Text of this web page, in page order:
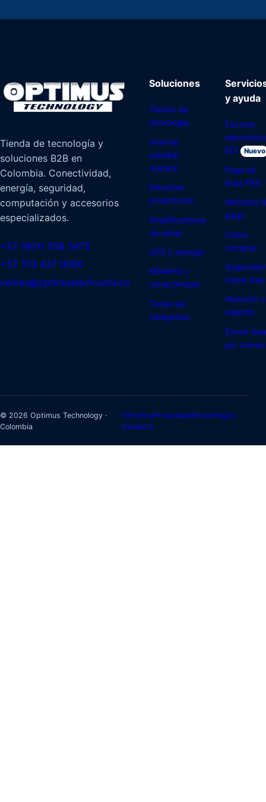
Tienda de tecnología y
soluciones B2B en
Colombia. Conectividad,
energía, seguridad,
computación y accesorios
especializados.
+57 (601) 508 5475
+57 313 437 0000
ventas@optimustech.com.co
Soluciones
Tienda de
tecnología
Internet
satelital
Starlink
Estuches
protectores
Amplificadores
de señal
UPS y energía
Módems y
conectividad
Todas las
categorías
y ayuda
Factura
EDI
Nuevo
Pago en
línea PSE
Métodos
pago
Cómo
comprar
Same Day
Atención y
soporte
Enviar lista
por correo
© 2026 Optimus Technology ·
Colombia
TérminosPrivacidadEnvíosPagos
Contacto